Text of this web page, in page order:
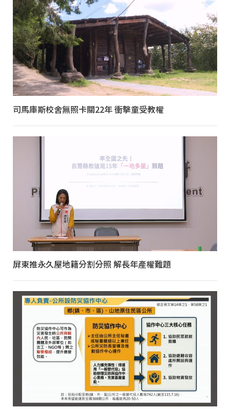
司馬庫斯校舍無照卡關22年 衝擊童受教權
屏東推永久屋地籍分割分照 解長年產權難題